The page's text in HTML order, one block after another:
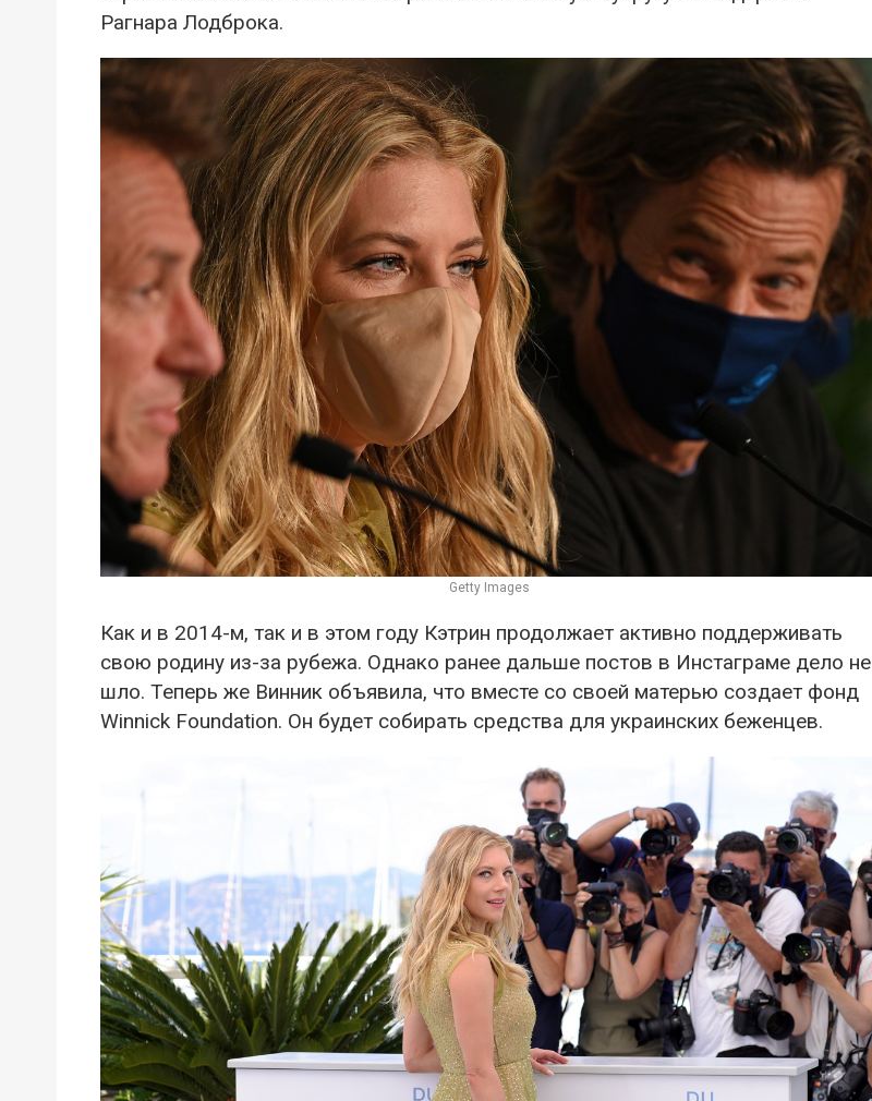
Рагнара Лодброка.
Getty Images
Как и в 2014-м, так и в этом году Кэтрин продолжает активно поддерживать
свою родину из-за рубежа. Однако ранее дальше постов в Инстаграме дело не
шло. Теперь же Винник объявила, что вместе со своей матерью создает фонд
Winnick Foundation. Он будет собирать средства для украинских беженцев.